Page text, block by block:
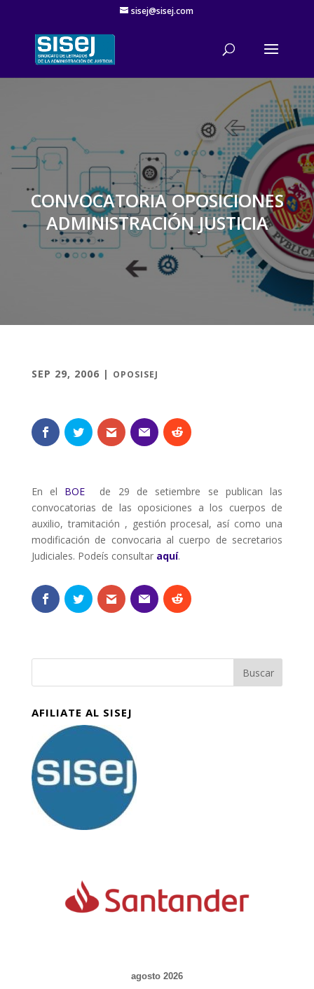
sisej@sisej.com
'
CONVOCATORIA OPOSICIONES
ADMINISTRACIÓN JUSTICIA
SEP 29, 2006 | OPOSISEJ
En el BOE de 29 de setiembre se publican las
convocatorias de las oposiciones a los cuerpos de
auxilio, tramitación , gestión procesal, así como una
modificación de convocaria al cuerpo de secretarios
Judiciales. Podeís consultar aquí.
AFILIATE AL SISEJ
agosto 2026